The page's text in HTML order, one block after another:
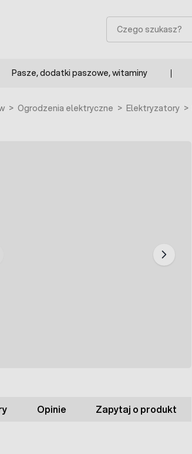
Szukaj
Pasze, dodatki paszowe, witaminy
> Ogrodzenia elektryczne > Elektryzatory >
Opinie Zapytaj o produkt